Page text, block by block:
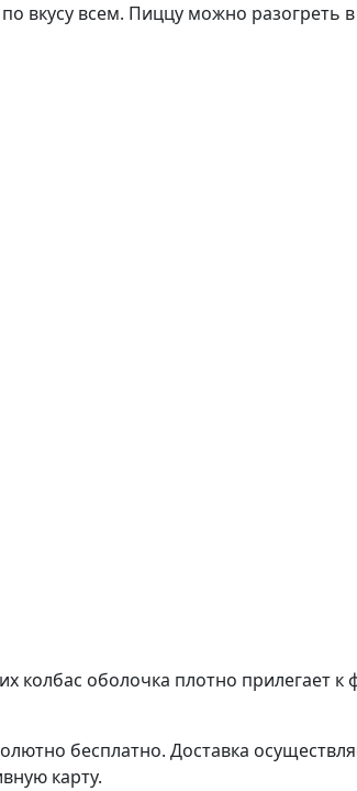
вкусу всем. Пиццу можно
колбас оболочка плотно прилегает
бесплатно. Доставка
карту.